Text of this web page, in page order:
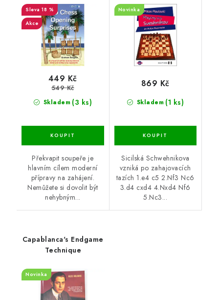
18 %
Akce
Skladem (3 ks)
449 Kč
549 Kč
Překvapit soupeře je
hlavním cílem moderní
přípravy na zahájení.
Nemůžete si dovolit být
nehybným...
Novinka
Skladem (1 ks)
869 Kč
Sicilská Schwehnikova
vzniká po zahajovacích
tazích 1.e4 c5 2.Nf3 Nc6
3.d4 cxd4 4.Nxd4 Nf6
5.Nc3...
Capablanca's Endgame
Technique
Novinka